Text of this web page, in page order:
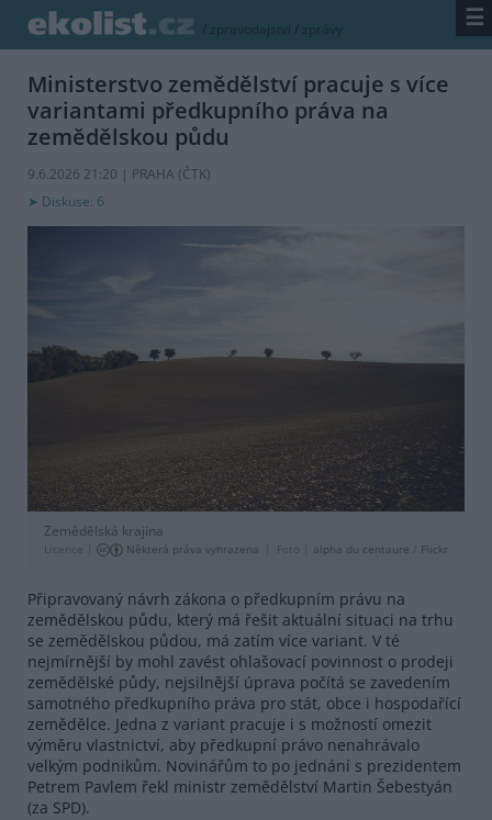
/ zpravodajství / zprávy ☰
Ministerstvo zemědělství pracuje s více
variantami předkupního práva na
zemědělskou půdu
9.6.2026 21:20 | PRAHA (ČTK)
Diskuse: 6
Zemědělská krajina
Licence | Některá práva vyhrazena Foto | alpha du centaure Flickr
Připravovaný návrh zákona o předkupním právu na
zemědělskou půdu, který má řešit aktuální situaci na trhu
se zemědělskou půdou, má zatím více variant. V té
nejmírnější by mohl zavést ohlašovací povinnost o prodeji
zemědělské půdy, nejsilnější úprava počítá se zavedením
samotného předkupního práva pro stát, obce i hospodařící
zemědělce. Jedna z variant pracuje i s možností omezit
výměru vlastnictví, aby předkupní právo nenahrávalo
velkým podnikům. Novinářům to po jednání s prezidentem
Petrem Pavlem řekl ministr zemědělství Martin Šebestyán
(za SPD).